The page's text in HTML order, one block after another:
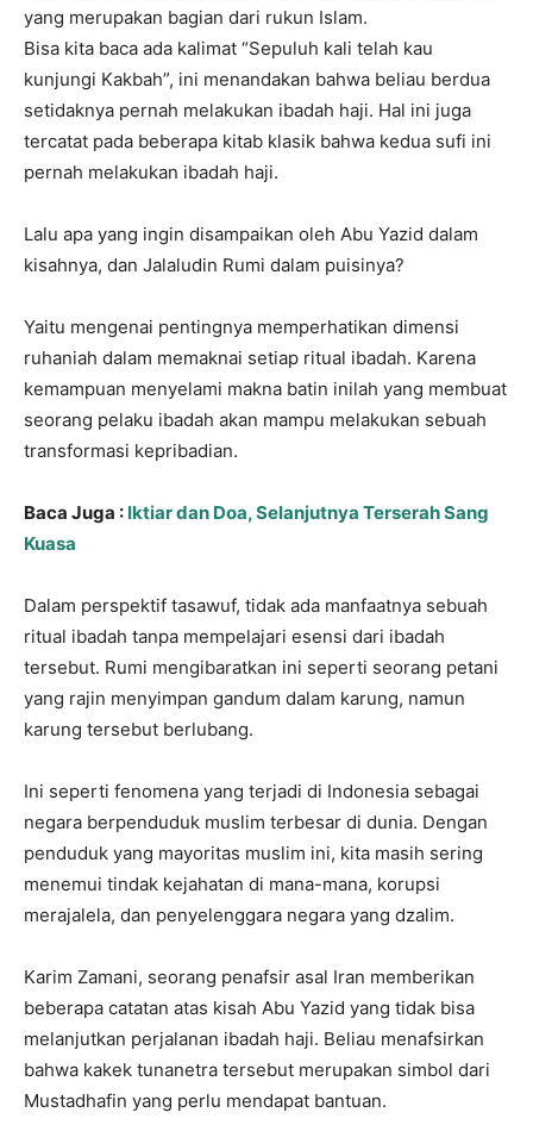
yang merupakan bagian dari rukun Islam.
Bisa kita baca ada kalimat “Sepuluh kali telah kau
kunjungi Kakbah”, ini menandakan bahwa beliau berdua
setidaknya pernah melakukan ibadah haji. Hal ini juga
tercatat pada beberapa kitab klasik bahwa kedua sufi ini
pernah melakukan ibadah haji.
Lalu apa yang ingin disampaikan oleh Abu Yazid dalam
kisahnya, dan Jalaludin Rumi dalam puisinya?
Yaitu mengenai pentingnya memperhatikan dimensi
ruhaniah dalam memaknai setiap ritual ibadah. Karena
kemampuan menyelami makna batin inilah yang membuat
seorang pelaku ibadah akan mampu melakukan sebuah
transformasi kepribadian.
Baca Juga : Iktiar dan Doa, Selanjutnya Terserah Sang
Kuasa
Dalam perspektif tasawuf, tidak ada manfaatnya sebuah
ritual ibadah tanpa mempelajari esensi dari ibadah
tersebut. Rumi mengibaratkan ini seperti seorang petani
yang rajin menyimpan gandum dalam karung, namun
karung tersebut berlubang.
Ini seperti fenomena yang terjadi di Indonesia sebagai
negara berpenduduk muslim terbesar di dunia. Dengan
penduduk yang mayoritas muslim ini, kita masih sering
menemui tindak kejahatan di mana-mana, korupsi
merajalela, dan penyelenggara negara yang dzalim.
Karim Zamani, seorang penafsir asal Iran memberikan
beberapa catatan atas kisah Abu Yazid yang tidak bisa
melanjutkan perjalanan ibadah haji. Beliau menafsirkan
bahwa kakek tunanetra tersebut merupakan simbol dari
Mustadhafin yang perlu mendapat bantuan.